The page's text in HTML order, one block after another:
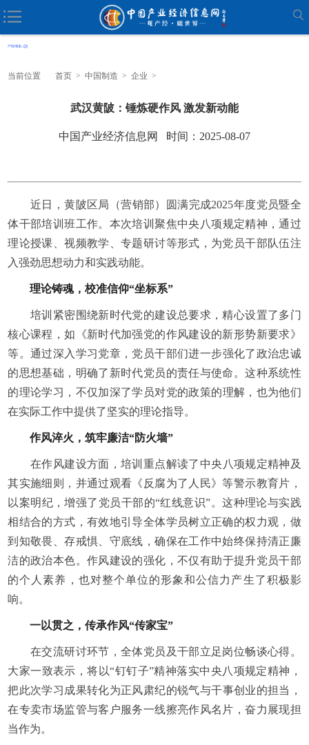
当前位置 首页 > 中国制造 > 企业 >
武汉黄陂：锤炼硬作风 激发新动能
中国产业经济信息网 时间：2025-08-07
近日，黄陂区局（营销部）圆满完成2025年度党员暨全
体干部培训班工作。本次培训聚焦中央 八项规定精神，通过
理论授课、视频教学、专题研讨等形式，为党员干部队伍注
入强劲思想动力和实践动能。
理论铸魂，校准信仰“坐标系”
培训紧密围绕新时代党的建设总要求，精心设置了多门
核心课程，如《新时代加强党的作风建设的新形势新要求》
等。通过深入学习党章，党员干部们进一步强化了政治忠诚
的思想基础，明确了新时代党员的责任与使命。这种系统性
的理论学习 ，不仅加深了学员对党的政策的理解，也为他们
在实际工作中提供了坚实的理论指导。
作风淬火，筑牢廉洁“防火墙”
在作风建设方面，培训重点解读了 中央 八项规定精神及
其实施细则，并通过观看《反腐为了人民》等警示教育片，
以案明纪，增强了党员干部的“红线意识”。这种理论与实践
相结合的方式，有效地引导全体学员树立正确的权力观，做
到知敬畏、存戒惧、守底线，确保在工作中始终保持清正廉
洁的政治本色。作风建设的强化，不仅有助于提升党员干部
的个人素养，也对整个单位的形象和公信力产生了积极影
响。
一以贯之，传承作风“传家宝”
在交流研讨环节，全体党员及干部立足岗位畅谈心得。
大家一致表示，将以“钉钉子”精神落实中央八项规定精神，
把此次学习 成果转化为正风肃纪的锐气与干事创业的担当，
在专卖市场监管与客户服务一线擦亮作风名片，奋力展现担
当作为。